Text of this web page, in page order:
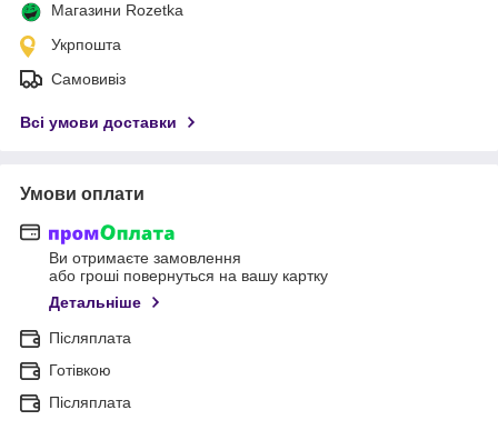
Магазини Rozetka
Укрпошта
Самовивіз
Всі умови доставки
Умови оплати
Ви отримаєте замовлення
або гроші повернуться на вашу картку
Детальніше
Післяплата
Готівкою
Післяплата